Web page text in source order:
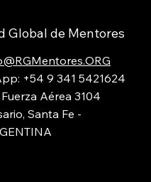
Global de Mentores
+54 9 341 5421624
Fuerza Aérea 3104
Santa Fe -